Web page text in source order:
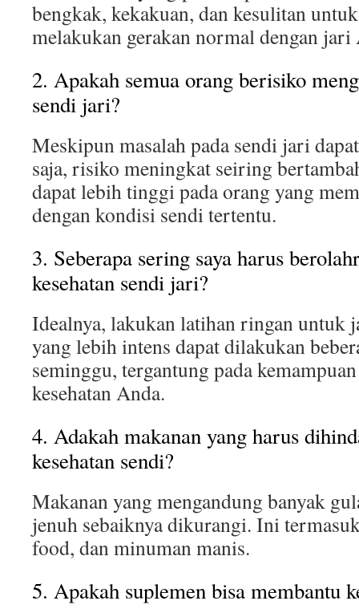
bengkak, kekakuan, dan kesulitan
melakukan gerakan normal dengan jari
2. Apakah semua orang berisiko
sendi jari?
Meskipun masalah pada sendi jari
saja, risiko meningkat seiring
dapat lebih tinggi pada orang yang
dengan kondisi sendi tertentu.
3. Seberapa sering saya harus
kesehatan sendi jari?
Idealnya, lakukan latihan ringan untuk
yang lebih intens dapat dilakukan
seminggu, tergantung pada
kesehatan Anda.
4. Adakah makanan yang harus
kesehatan sendi?
Makanan yang mengandung banyak
jenuh sebaiknya dikurangi. Ini
food, dan minuman manis.
5. Apakah suplemen bisa membantu